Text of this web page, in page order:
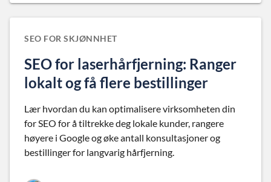
SEO FOR SKJØNNHET
SEO for laserhårfjerning: Ranger
lokalt og få flere bestillinger
Lær hvordan du kan optimalisere virksomheten din
for SEO for å tiltrekke deg lokale kunder, rangere
høyere i Google og øke antall konsultasjoner og
bestillinger for langvarig hårfjerning.